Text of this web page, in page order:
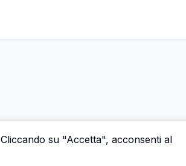
su "Accetta", acconsenti al